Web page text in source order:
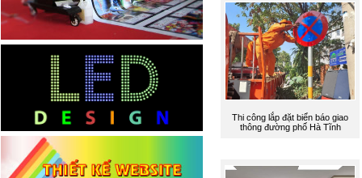
Thi công lắp đặt biển báo giao
thông đường phố Hà Tĩnh